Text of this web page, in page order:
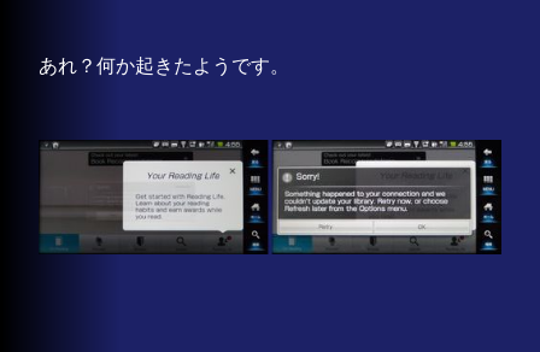
あれ？何か起きたようです。